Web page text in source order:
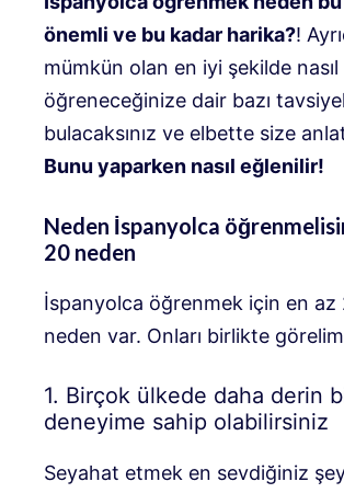
önemli ve bu kadar harika?!
mümkün olan en iyi şekilde nasıl
öğreneceğinize dair bazı
bulacaksınız ve elbette size
Bunu yaparken nasıl eğlenilir!
Neden İspanyolca
20 neden
İspanyolca öğrenmek için en az
neden var. Onları birlikte
1. Birçok ülkede daha derin
deneyime sahip olabilirsiniz
Seyahat etmek en sevdiğiniz